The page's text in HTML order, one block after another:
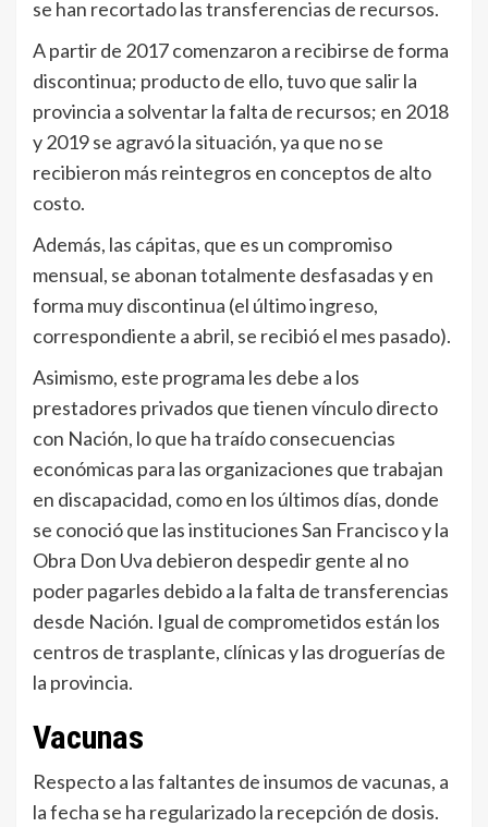
se han recortado las transferencias de recursos.
A partir de 2017 comenzaron a recibirse de forma
discontinua; producto de ello, tuvo que salir la
provincia a solventar la falta de recursos; en 2018
y 2019 se agravó la situación, ya que no se
recibieron más reintegros en conceptos de alto
costo.
Además, las cápitas, que es un compromiso
mensual, se abonan totalmente desfasadas y en
forma muy discontinua (el último ingreso,
correspondiente a abril, se recibió el mes pasado).
Asimismo, este programa les debe a los
prestadores privados que tienen vínculo directo
con Nación, lo que ha traído consecuencias
económicas para las organizaciones que trabajan
en discapacidad, como en los últimos días, donde
se conoció que las instituciones San Francisco y la
Obra Don Uva debieron despedir gente al no
poder pagarles debido a la falta de transferencias
desde Nación. Igual de comprometidos están los
centros de trasplante, clínicas y las droguerías de
la provincia.
Vacunas
Respecto a las faltantes de insumos de vacunas, a
la fecha se ha regularizado la recepción de dosis.